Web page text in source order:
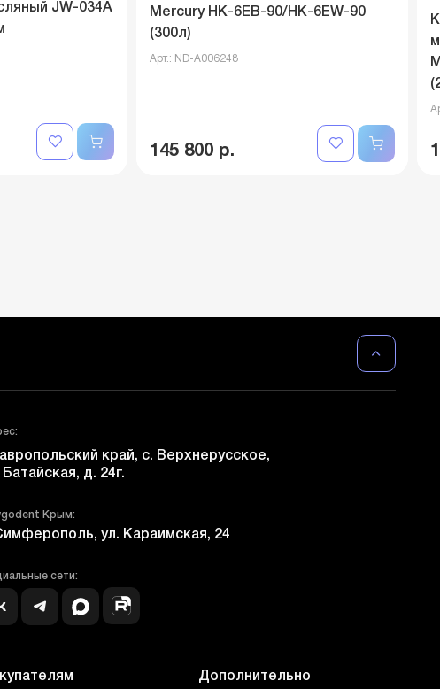
JW-034A
Mercury HK-6EВ-90/HK-6EW-90
(300л)
Арт.: ND-A006248
145 800 р.
край, с. Верхнерусское,
Батайская, д. 24г.
Крым:
ул. Караимская, 24
сети:
Дополнительно